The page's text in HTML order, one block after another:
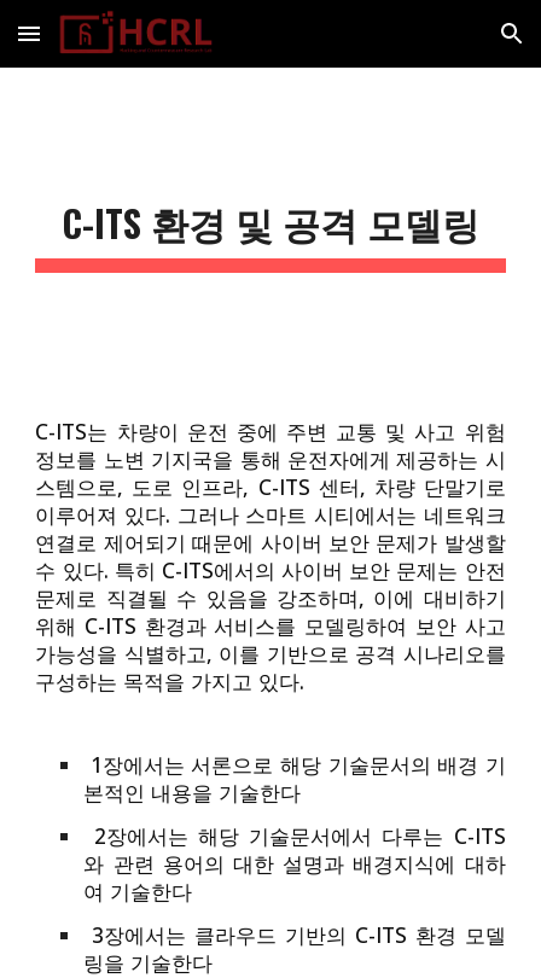
Skip to main content Skip to navigation
C-ITS 환경 및 공격 모델링
C-ITS는 차량이 운전 중에 주변 교통 및 사고 위험
정보를 노변 기지국을 통해 운전자에게 제공하는 시
스템으로, 도로 인프라, C-ITS 센터, 차량 단말기로
이루어져 있다. 그러나 스마트 시티에서는 네트워크
연결로 제어되기 때문에 사이버 보안 문제가 발생할
수 있다. 특히 C-ITS에서의 사이버 보안 문제는 안전
문제로 직결될 수 있음을 강조하며, 이에 대비하기
위해 C-ITS 환경과 서비스를 모델링하여 보안 사고
가능성을 식별하고, 이를 기반으로 공격 시나리오를
구성하는 목적을 가지고 있다.
1장에서는 서론으로 해당 기술문서의 배경 기
본적인 내용을 기술한다
2장에서는 해당 기술문서에서 다루는 C-ITS
와 관련 용어의 대한 설명과 배경지식에 대하
여 기술한다
3장에서는 클라우드 기반의 C-ITS 환경 모델
링을 기술한다